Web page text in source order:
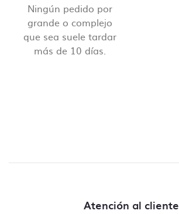
Ningún pedido por
grande o complejo
que sea suele tardar
más de 10 días.
Atención al cliente